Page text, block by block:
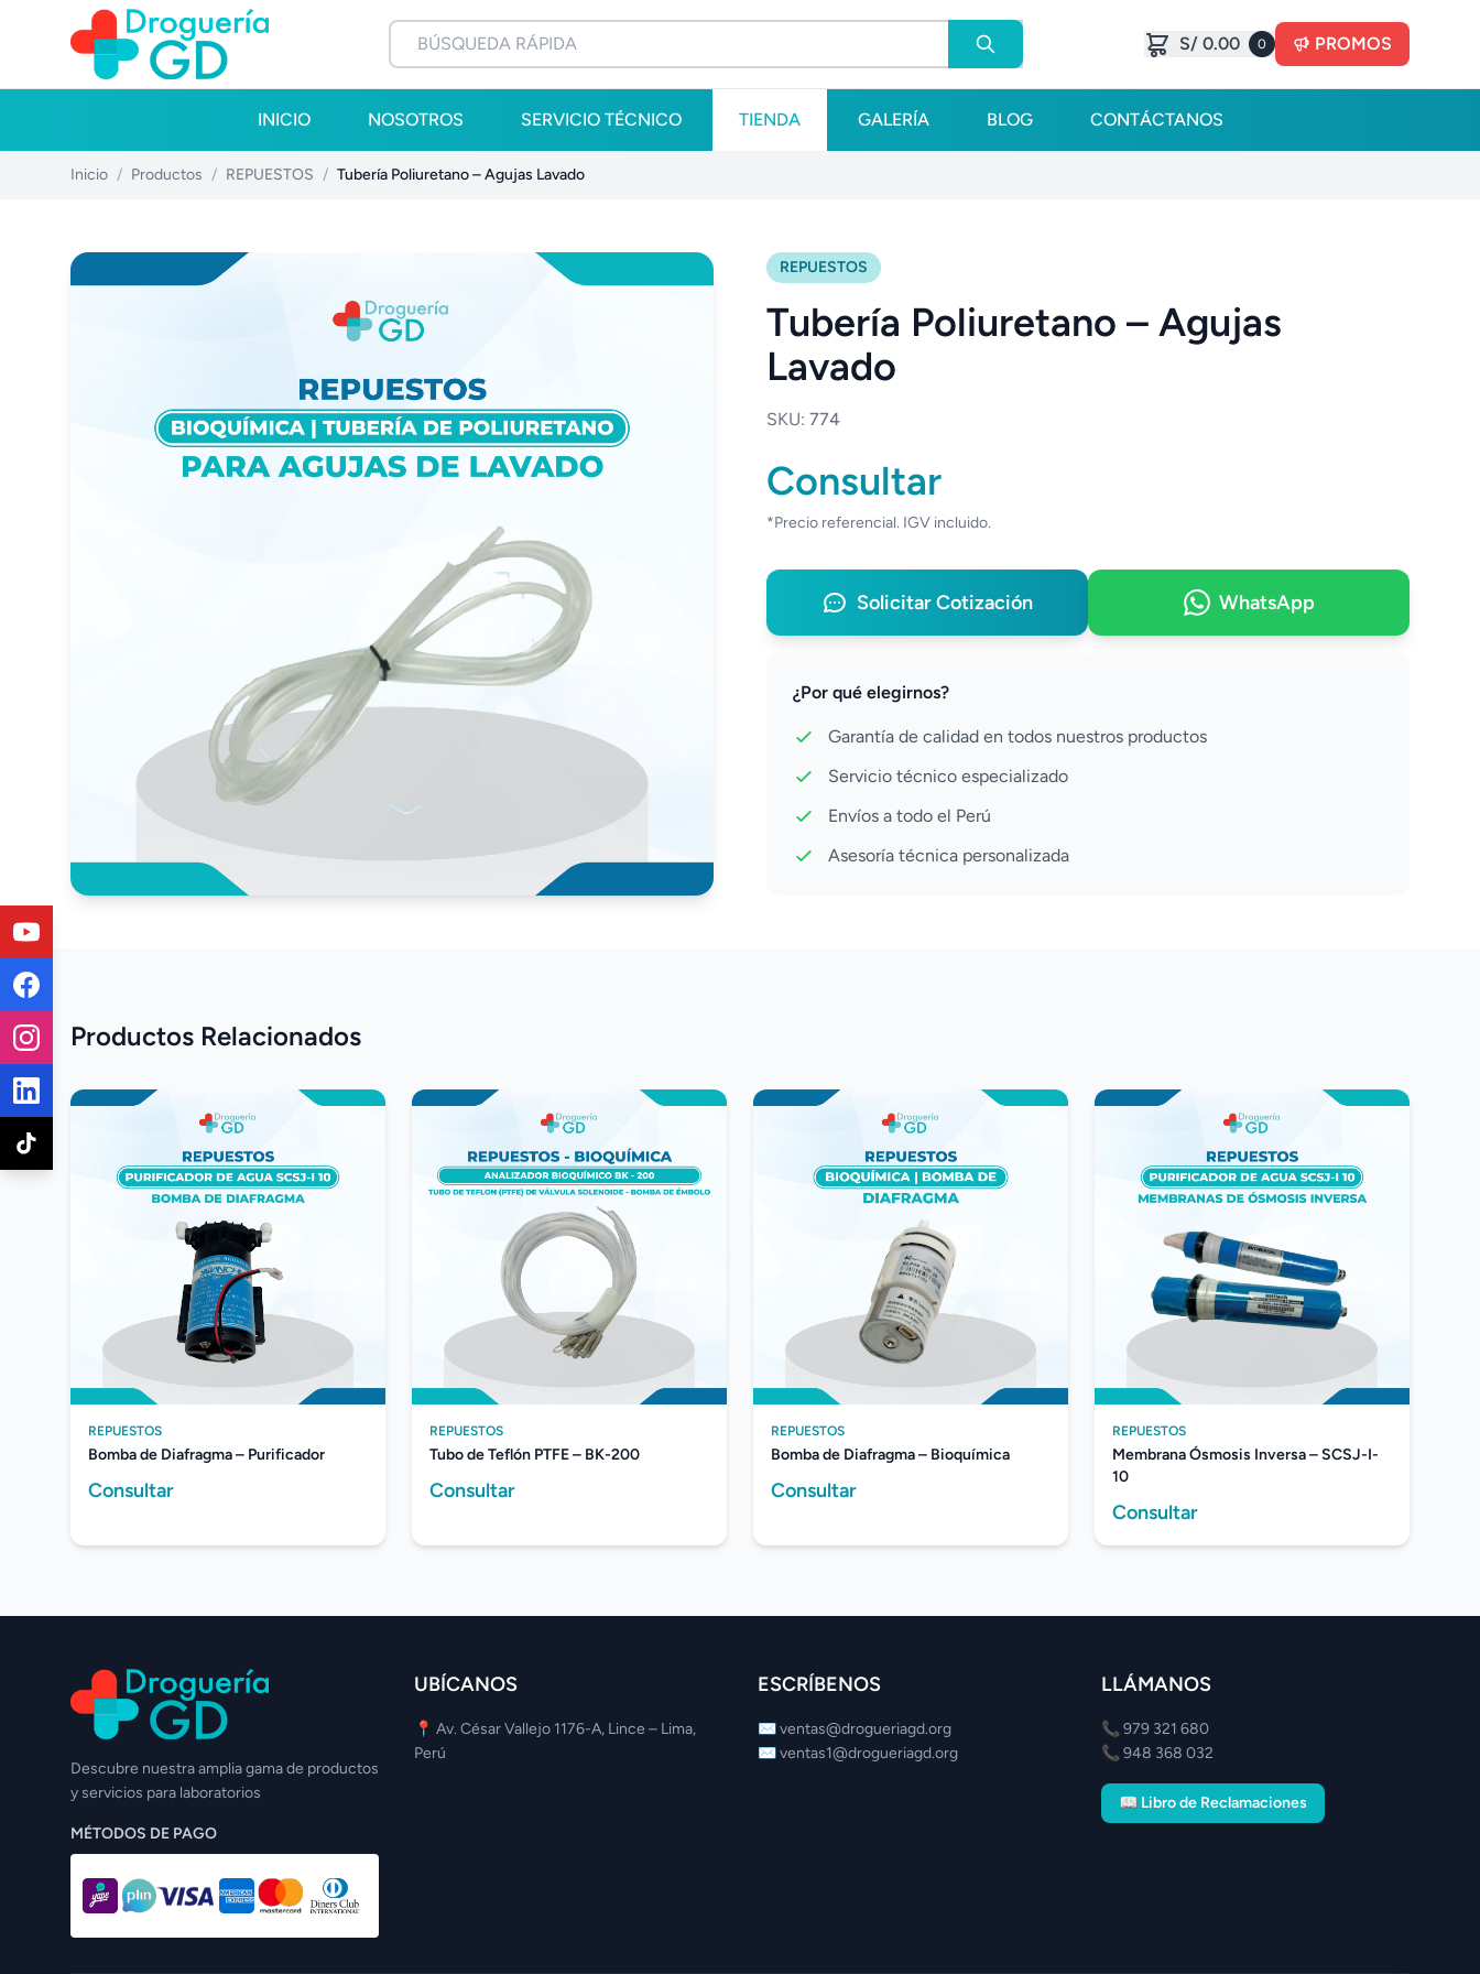
S/ 0.00 0 PROMOS
INICIO NOSOTROS SERVICIO TÉCNICO TIENDA GALERÍA BLOG CONTÁCTANOS
Inicio / Productos / REPUESTOS / Tubería Poliuretano – Agujas Lavado
REPUESTOS
Tubería Poliuretano – Agujas
Lavado
SKU: 774
Consultar
*Precio referencial. IGV incluido.
Solicitar Cotización WhatsApp
¿Por qué elegirnos?
Garantía de calidad en todos nuestros productos
Servicio técnico especializado
Envíos a todo el Perú
Asesoría técnica personalizada
Productos Relacionados
REPUESTOS
Bomba de Diafragma – Purificador
Consultar
REPUESTOS
Tubo de Teflón PTFE – BK-200
Consultar
REPUESTOS
Bomba de Diafragma – Bioquímica
Consultar
REPUESTOS
Membrana Ósmosis Inversa – SCSJ-I-
10
Consultar
Descubre nuestra amplia gama de productos
y servicios para laboratorios
MÉTODOS DE PAGO
UBÍCANOS
📍 Av. César Vallejo 1176-A, Lince – Lima,
Perú
ESCRÍBENOS
✉️ventas@drogueriagd.org
✉️ventas1@drogueriagd.org
LLÁMANOS
📞 979 321 680
📞 948 368 032
📖 Libro de Reclamaciones